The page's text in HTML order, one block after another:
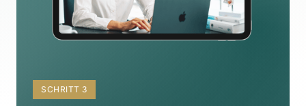
SCHRITT 3